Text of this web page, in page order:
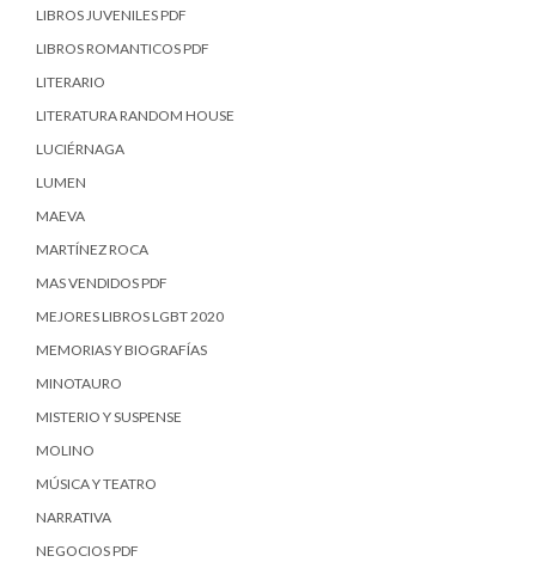
LIBROS JUVENILES PDF
LIBROS ROMANTICOS PDF
LITERARIO
LITERATURA RANDOM HOUSE
LUCIÉRNAGA
LUMEN
MAEVA
MARTÍNEZ ROCA
MAS VENDIDOS PDF
MEJORES LIBROS LGBT 2020
MEMORIAS Y BIOGRAFÍAS
MINOTAURO
MISTERIO Y SUSPENSE
MOLINO
MÚSICA Y TEATRO
NARRATIVA
NEGOCIOS PDF